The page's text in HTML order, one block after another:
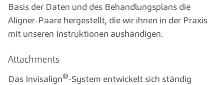
Basis der Daten und des Behandlungsplans die
Aligner-Paare hergestellt, die wir ihnen in der Praxis
mit unseren Instruktionen aushändigen.
Attachments
Das Invisalign®-System entwickelt sich ständig